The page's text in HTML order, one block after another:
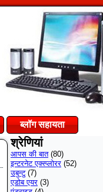
ब्लॉग सहायता
श्रेणियां
आपस की बात (80)
इन्टरनेट एक्स्प्लोरर (52)
उबुन्टु (7)
एडोब एयर (3)